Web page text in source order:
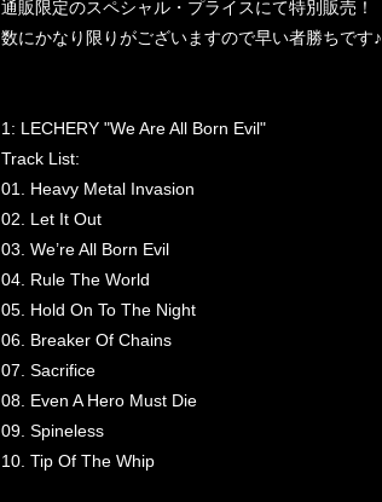
通販限定のスペシャル・プライスにて特別販売！
数にかなり限りがございますので早い者勝ちです♪
1: LECHERY "We Are All Born Evil"
Track List:
01. Heavy Metal Invasion
02. Let It Out
03. We’re All Born Evil
04. Rule The World
05. Hold On To The Night
06. Breaker Of Chains
07. Sacrifice
08. Even A Hero Must Die
09. Spineless
10. Tip Of The Whip